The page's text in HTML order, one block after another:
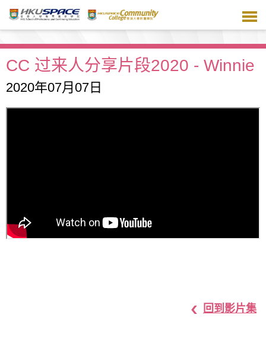
主
容CC 过来人分享片段2020 - Winnie
2020年07月07日
回到影片集